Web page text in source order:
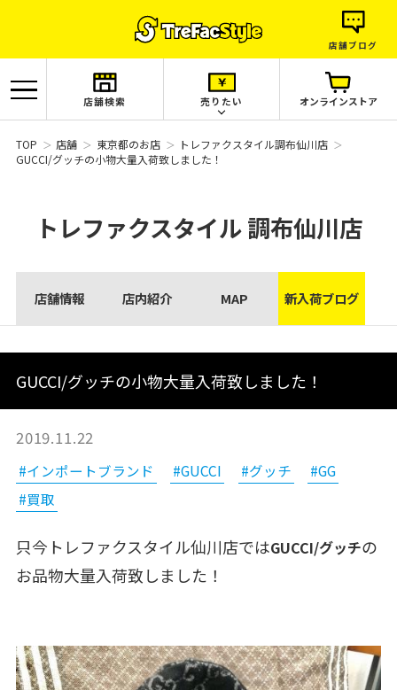
店舗ブログ
店舗検索 売りたい オンラインストア
TOP 店舗 東京都のお店
トレファクスタイル調布仙川店
GUCCI/グッチの小物大量入荷致しました！
トレファクスタイル調布仙川店
店舗情報 店内紹介 MAP 新入荷ブログ
GUCCI/グッチの小物大量入荷致しました！
2019.11.22
#インポートブランド #GUCCI #グッチ
#GG
#買取
只今トレファクスタイル仙川店ではGUCCI/グッチの
お品物大量入荷致しました！